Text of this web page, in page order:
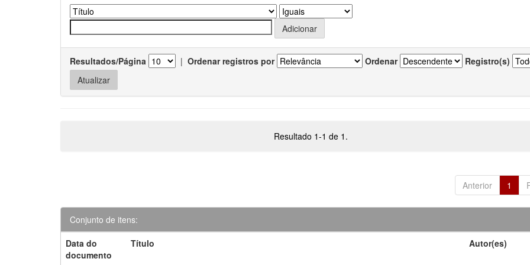
Resultados/Página | Ordenar registros por Ordenar Registro(s)
Resultado 1-1 de 1.
Anterior 1
Conjunto de itens:
Data do
documento
Título Autor(es)